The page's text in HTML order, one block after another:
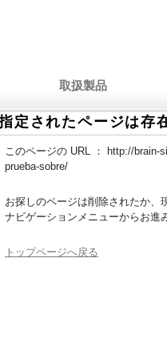
取扱製品
定されたページは存
このページの URL ：
http://brain-
prueba-sobre/
お探しのページは削除されたか、
ナビゲーションメニューからお進
トップページへ戻る